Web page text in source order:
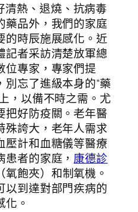
清熱、退燒、抗病毒
藥品外，我們的家庭
的時辰施展感化。近
記者采訪清楚放軍總
位專家，專家們提
忘了進級本身的“藥
，以備不時之需。尤
把好防疫關。老年醫
殊誇大，老年人需求
壓計和血糖儀等醫療
患者的家庭，康德診
飽夾）和制氧機。
以到達對部門疾病的
。